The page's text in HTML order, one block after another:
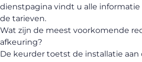
dienstpagina vindt u alle informatie
de tarieven.
Wat zijn de meest voorkomende
afkeuring?
De keurder toetst de installatie aan